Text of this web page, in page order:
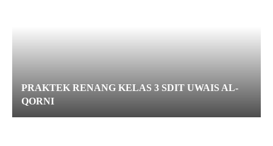
PRAKTEK RENANG KELAS 3 SDIT UWAIS AL-
QORNI